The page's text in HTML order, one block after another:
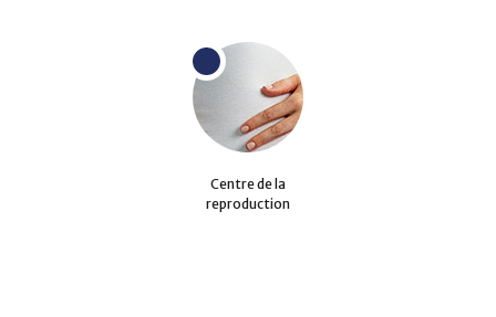
Centre de la
reproduction